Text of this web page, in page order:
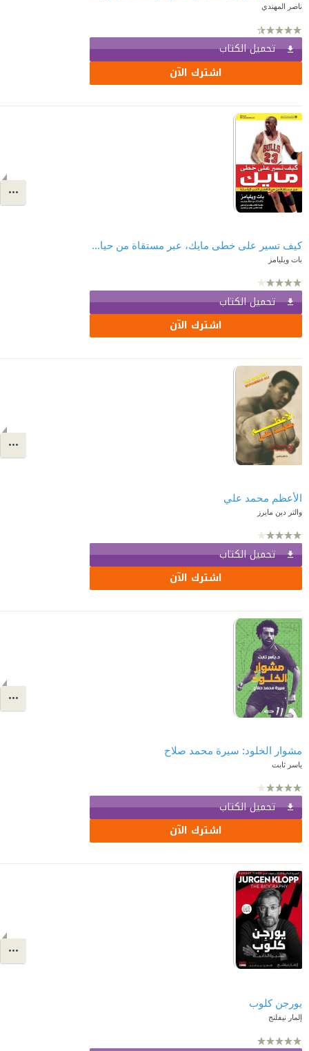
ناصر المهندي
تحميل الكتاب
اشترك الآن
كيف تسير على خطى مايك، عبر مستقاة من حياة أفضل لاعب كرة سلة
بات ويليامز
تحميل الكتاب
اشترك الآن
الأعظم محمد علي
والتر دين مايرز
تحميل الكتاب
اشترك الآن
مشوار الخلود: سيرة محمد صلاح
ياسر ثابت
تحميل الكتاب
اشترك الآن
يورجن كلوب
إلمار نيفلنج